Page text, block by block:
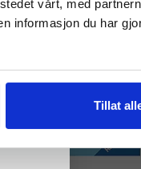
vårt, med
informasjon du har
Tillat
fra